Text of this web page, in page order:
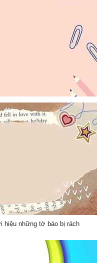
với điểm nhấn là những cái
hiệu những tờ báo bị rách